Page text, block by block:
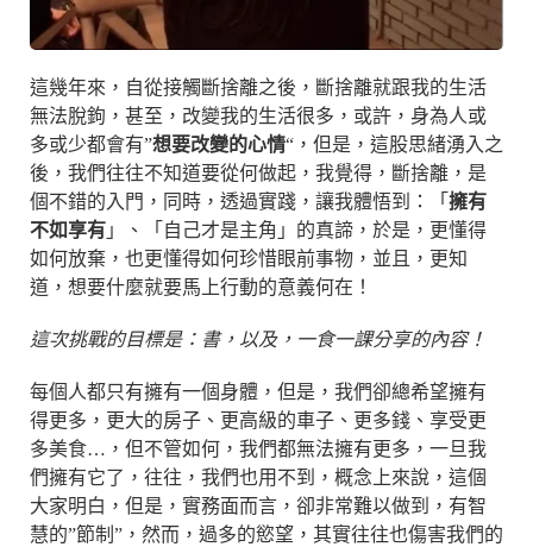
這幾年來，自從接觸斷捨離之後，斷捨離就跟我的生活
無法脫鉤，甚至，改變我的生活很多，或許，身為人或
多或少都會有”想要改變的心情“，但是，這股思緒湧入之
後，我們往往不知道要從何做起，我覺得，斷捨離，是
個不錯的入門，同時，透過實踐，讓我體悟到：「 擁有
不如享有 」、「自己才是主角」的真諦，於是，更懂得
如何放棄，也更懂得如何珍惜眼前事物，並且，更知
道，想要什麼就要馬上行動的意義何在！
這次挑戰的目標是：書，以及，一食一課分享的內容！
每個人都只有擁有一個身體，但是，我們卻總希望擁有
得更多，更大的房子、更高級的車子、更多錢、享受更
多美食…，但不管如何，我們都無法擁有更多，一旦我
們擁有它了，往往，我們也用不到，概念上來說，這個
大家明白，但是，實務面而言，卻非常難以做到，有智
慧的”節制”，然而，過多的慾望，其實往往也傷害我們的